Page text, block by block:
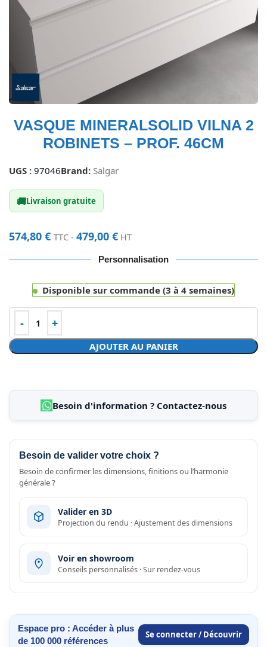
VASQUE MINERALSOLID VILNA 2
ROBINETS – PROF. 46CM
UGS : 97046Brand: Salgar
🚚Livraison gratuite
574,80 € TTC - 479,00 € HT
Personnalisation
Disponible sur commande (3 à 4 semaines)
AJOUTER AU PANIER
Besoin d'information ? Contactez-nous
Besoin de valider votre choix ?
Besoin de confirmer les dimensions, finitions ou l’harmonie
générale ?
Valider en 3D
Projection du rendu · Ajustement des dimensions
Voir en showroom
Conseils personnalisés · Sur rendez-vous
Espace pro : Accéder à plus
de 100 000 références
Se connecter / Découvrir